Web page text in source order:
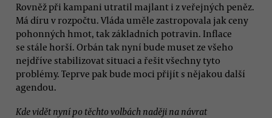
Rovněž při kampani utratil majlant i z veřejných peněz.
Má díru v rozpočtu. Vláda uměle zastropovala jak ceny
pohonných hmot, tak základních potravin. Inflace
se stále horší. Orbán tak nyní bude muset ze všeho
nejdříve stabilizovat situaci a řešit všechny tyto
problémy. Teprve pak bude moci přijít s nějakou další
agendou.
Kde vidět nyní po těchto volbách naději na návrat